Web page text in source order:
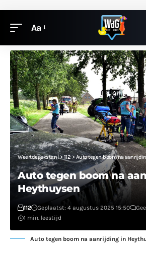
Aa
Weertdegekste.nl> 112 > Auto tegen boom na
Auto tegen boom na
Heythuysen
112 Geplaatst: 4 augustus 2025 15:50
1 min. leestijd
Auto tegen boom na aanrijding in